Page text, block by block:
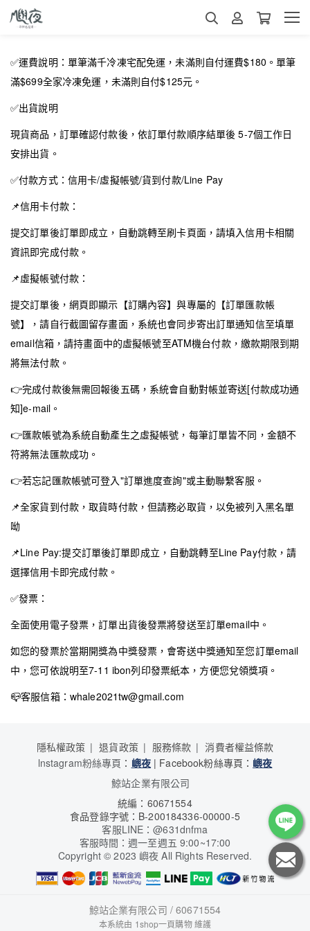
✅運費說明：單筆滿千冷凍宅配免運，未滿則自付運費$180。單筆
滿$699全家冷凍免運，未滿則自付$125元。
✅出貨說明
現貨商品，訂單確認付款後，依訂單付款順序結單後 5-7個工作日
安排出貨。
✅付款方式：信用卡/虛擬帳號/貨到付款/Line Pay
📌信用卡付款：
提交訂單後訂單即成立，自動跳轉至刷卡頁面，請填入信用卡相關
資訊即完成付款。
📌虛擬帳號付款：
提交訂單後，網頁即顯示【訂購內容】與專屬的【訂單匯款帳
號】，請自行截圖留存畫面，系統也會同步寄出訂單通知信至填單
email信箱，請持畫面中的虛擬帳號至ATM機台付款，繳款期限到期
將無法付款。
👉完成付款後無需回報後五碼，系統會自動對帳並寄送[付款成功通
知]e-mail。
👉匯款帳號為系統自動產生之虛擬帳號，每筆訂單皆不同，金額不
符將無法匯款成功。
👉若忘記匯款帳號可登入"訂單進度查詢"或主動聯繫客服。
📌全家貨到付款，取貨時付款，但請務必取貨，以免被列入黑名單
呦
📌Line Pay:提交訂單後訂單即成立，自動跳轉至Line Pay付款，請
選擇信用卡即完成付款。
✅發票：
全面使用電子發票，訂單出貨後發票將發送至訂單email中。
如您的發票於當期開獎為中獎發票，會寄送中獎通知至您訂單email
中，您可依說明至7-11 ibon列印發票紙本，方便您兌領獎項。
📪客服信箱：whale2021tw@gmail.com
隱私權政策 退貨政策 服務條款
消費者權益條款
lnstagram粉絲專頁 ： 嶼夜| Facebook粉絲專頁： 嶼夜
鯨站企業有限公司
統編：60671554
食品登錄字號：B-200184336-00000-5
客服LINE：@631dnfma
客服時間：週一至週五 9:00~17:00
Copyright© 2023 嶼夜 All Rights Reserved.
鯨站企業有限公司 / 60671554
本系統由 1shop一頁購物維護